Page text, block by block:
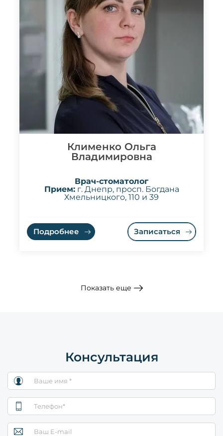
Клименко Ольга
Владимировна
Врач-стоматолог
Прием:г. Днепр, просп. Богдана
Хмельницкого, 110 и 39
Подробнее Записаться
Показать еще
Консультация